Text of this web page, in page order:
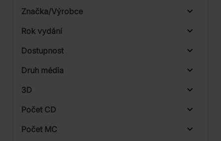
Značka/Výrobce
Rok vydání
Od
Dostupnost
Druh média
3D
Počet CD
Počet MC